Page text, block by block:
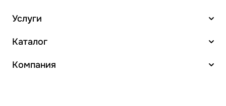
Услуги
Каталог
Компания